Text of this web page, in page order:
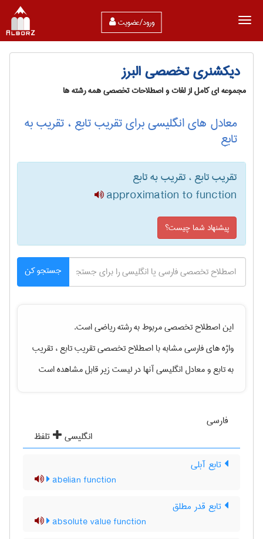
ورود/عضویت
دیکشنری تخصصی البرز
مجموعه ای کامل از لغات و اصطلاحات تخصصی همه رشته ها
معادل های انگلیسی برای تقریب تابع ، تقریب به
تابع
تقریب تابع ، تقریب به تابع
approximation to function
پیشنهاد شما چیست؟
جستجو کن
این اصطلاح تخصصی مربوط به رشتهرياضیاست.
واژه های فارسی مشابه با اصطلاح تخصصیتقریب تابع ، تقریب
به تابعو معادل انگلیسی آنها در لیست زیر قابل مشاهده است
فارسی
انگلیسی
تلفظ
تابع آبلی
abelian function
تابع قدر مطلق
absolute value function